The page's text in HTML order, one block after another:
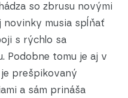
so zbrusu novými
novinky musia spĺňať
s rýchlo sa
Podobne tomu je aj v
prešpikovaný
a sám prináša